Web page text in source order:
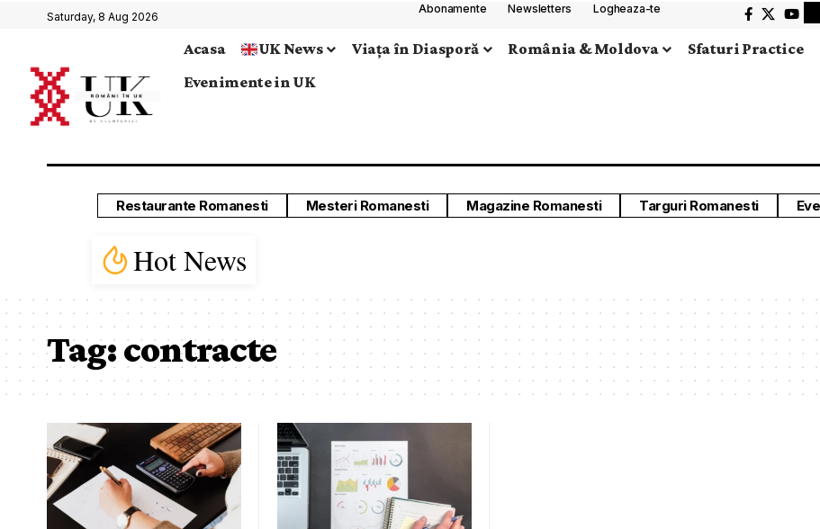
Tag:contracte
Contabilitatea în
Marea Britanie: Reguli,
Obligații și
Oportunități
Tot ce trebuie să știi despre
obligații legale și oportunități
pentru afaceri de…
Oportunități de Afaceri
în Marea Britanie
pentru Români
De la idee la profit: Oportunități,
strategii și sfaturi practice pentru
în…